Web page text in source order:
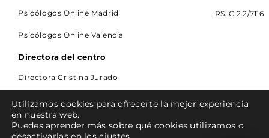
Psicólogos Online Madrid
Psicólogos Online Valencia
Directora del centro
Directora Cristina Jurado
RS: C.2.2/7116
Aviso legal Política de privacidad
Utilizamos cookies para ofrecerte la mejor experiencia
en nuestra web.
Puedes aprender más sobre qué cookies utilizamos o